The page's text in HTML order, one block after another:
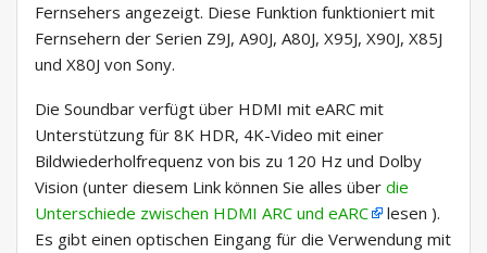
Fernsehers angezeigt. Diese Funktion funktioniert mit
Fernsehern der Serien Z9J, A90J, A80J, X95J, X90J, X85J
und X80J von Sony.
Die Soundbar verfügt über HDMI mit eARC mit
Unterstützung für 8K HDR, 4K-Video mit einer
Bildwiederholfrequenz von bis zu 120 Hz und Dolby
Vision (unter diesem Link können Sie alles über die
Unterschiede zwischen HDMI ARC und eARC
lesen ).
Es gibt einen optischen Eingang für die Verwendung mit